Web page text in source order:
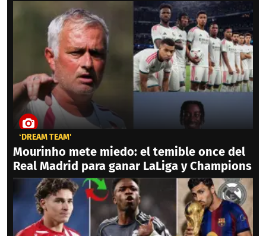
‘DREAM TEAM'
Mourinho mete miedo: el temible once del
Real Madrid para ganar LaLiga y Champions